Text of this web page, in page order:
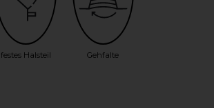
festes Halsteil Gehfalte